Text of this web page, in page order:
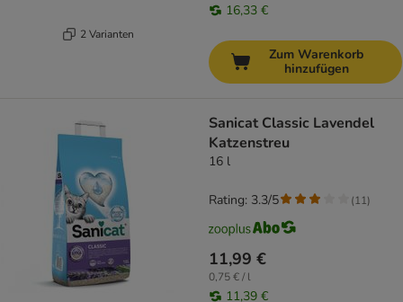
2 Varianten
16,33 €
Zum Warenkorb
hinzufügen
Sanicat Classic Lavendel
Katzenstreu
16 l
11,99 €
0,75 € / l
11,39 €
Rating: 3.3/5 (11)